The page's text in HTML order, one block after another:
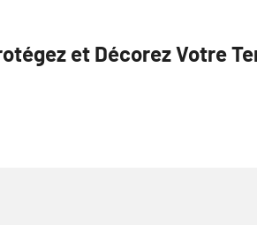
et Décorez Votre